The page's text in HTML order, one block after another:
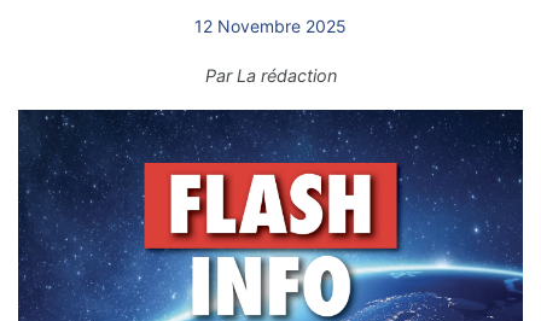
12 Novembre 2025
ParLa rédaction